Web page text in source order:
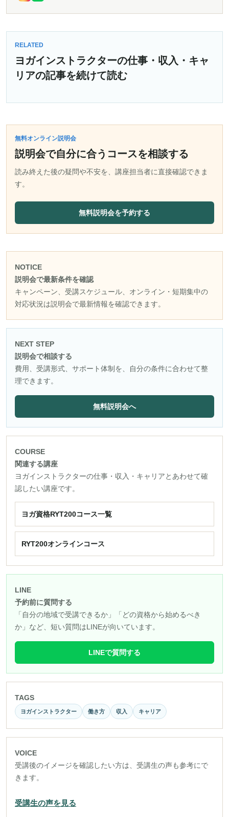
RELATED
ヨガインストラクターの仕事・収入・キャ
リアの記事を続けて読む
無料オンライン説明会
説明会で自分に合うコースを相談する
読み終えた後の疑問や不安を、講座担当者に直接確認できま
す。
無料説明会を予約する
NOTICE
説明会で最新条件を確認
キャンペーン、受講スケジュール、オンライン・短期集中の
対応状況は説明会で最新情報を確認できます。
NEXT STEP
説明会で相談する
費用、受講形式、サポート体制を、自分の条件に合わせて整
理できます。
無料説明会へ
COURSE
関連する講座
ヨガインストラクターの仕事・収入・キャリアとあわせて確
認したい講座です。
ヨガ資格RYT200コース一覧
RYT200オンラインコース
LINE
予約前に質問する
「自分の地域で受講できるか」「どの資格から始めるべき
か」など、短い質問はLINEが向いています。
LINEで質問する
TAGS
ヨガインストラクター 働き方 収入 キャリア
VOICE
受講後のイメージを確認したい方は、受講生の声も参考にで
きます。
受講生の声を見る